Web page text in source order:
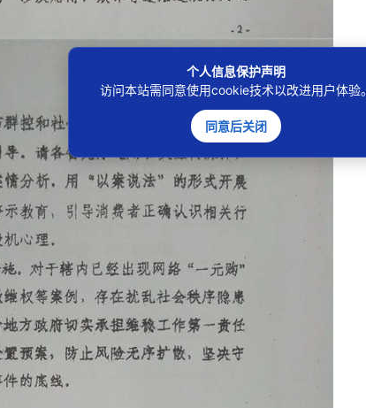
个人信息保护声明
访问本站需同意使用cookie技术以改进用户体验。
同意后关闭